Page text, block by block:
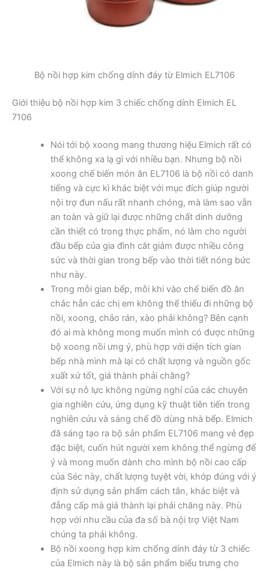
Bộ nồi hợp kim chống dính đáy từ Elmich EL7106
Giới thiệu bộ nồi hợp kim 3 chiếc chống dính Elmich EL
7106
Nói tới bộ xoong mang thương hiệu Elmich rất có
thể không xa lạ gì với nhiều bạn. Nhưng bộ nồi
xoong chế biến món ăn EL7106 là bộ nồi có danh
tiếng và cực kì khác biệt với mục đích giúp người
nội trợ đun nấu rất nhanh chóng, mà làm sao vẫn
an toàn và giữ lại được những chất dinh dưỡng
cần thiết có trong thực phẩm, nó làm cho người
đầu bếp của gia đình cắt giảm được nhiều công
sức và thời gian trong bếp vào thời tiết nóng bức
như này.
Trong mỗi gian bếp, mỗi khi vào chế biến đồ ăn
chắc hẳn các chị em không thể thiếu đi những bộ
nồi, xoong, chảo rán, xào phải không? Bên cạnh
đó ai mà không mong muốn mình có được những
bộ xoong nồi ưng ý, phù hợp với diện tích gian
bếp nhà mình mà lại có chất lượng và nguồn gốc
xuất xứ tốt, giá thành phải chăng?
Với sự nỗ lực không ngừng nghỉ của các chuyên
gia nghiên cứu, ứng dụng kỹ thuật tiên tiến trong
nghiên cứu và sáng chế đồ dùng nhà bếp. Elmich
đã sáng tạo ra bộ sản phẩm EL7106 mang vẻ đẹp
đặc biệt, cuốn hút người xem không thể ngừng để
ý và mong muốn dành cho mình bộ nồi cao cấp
của Séc này, chất lượng tuyệt vời, khớp đúng với ý
định sử dụng sản phẩm cách tân, khác biệt và
đẳng cấp mà giá thành lại phải chăng này. Phù
hợp với nhu cầu của đa số bà nội trợ Việt Nam
chúng ta phải không.
Bộ nồi xoong hợp kim chống dính đáy từ 3 chiếc
của Elmich này là bộ sản phẩm biểu trưng cho